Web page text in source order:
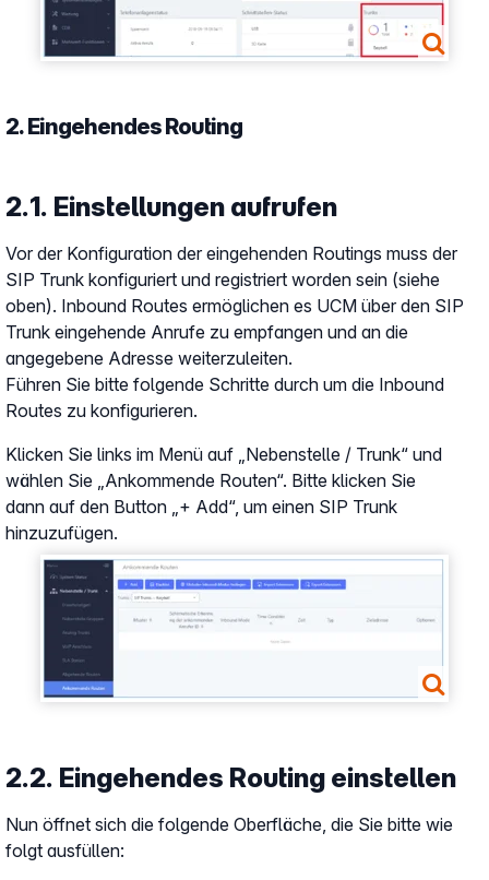
2. Eingehendes Routing
2.1. Einstellungen aufrufen
Show larger version
Vor der Konfiguration der eingehenden Routings muss der
SIP Trunk konfiguriert und registriert worden sein (siehe
oben). Inbound Routes ermöglichen es UCM über den SIP
Trunk eingehende Anrufe zu empfangen und an die
angegebene Adresse weiterzuleiten.
Führen Sie bitte folgende Schritte durch um die Inbound
Routes zu konfigurieren.
Klicken Sie links im Menü auf „Nebenstelle / Trunk“ und
wählen Sie „Ankommende Routen“. Bitte klicken Sie
dann auf den Button „+ Add“, um einen SIP Trunk
hinzuzufügen.
2.2. Eingehendes Routing einstellen
Nun öffnet sich die folgende Oberfläche, die Sie bitte wie
folgt ausfüllen: